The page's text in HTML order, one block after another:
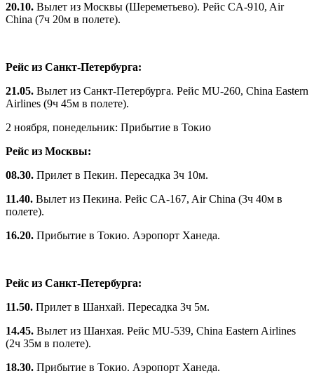
20.10. Вылет из Москвы (Шереметьево). Рейс CA‑910, Air
China (7ч 20м в полете).
Рейс из Санкт-Петербурга:
21.05. Вылет из Санкт-Петербурга. Рейс MU‑260, China Eastern
Airlines (9ч 45м в полете).
2 ноября, понедельник: Прибытие в Токио
Рейс из Москвы:
08.30. Прилет в Пекин. Пересадка 3ч 10м.
11.40. Вылет из Пекина. Рейс CA‑167, Air China (3ч 40м в
полете).
16.20. Прибытие в Токио. Аэропорт Ханеда.
Рейс из Санкт-Петербурга:
11.50. Прилет в Шанхай. Пересадка 3ч 5м.
14.45. Вылет из Шанхая. Рейс MU‑539, China Eastern Airlines
(2ч 35м в полете).
18.30. Прибытие в Токио. Аэропорт Ханеда.